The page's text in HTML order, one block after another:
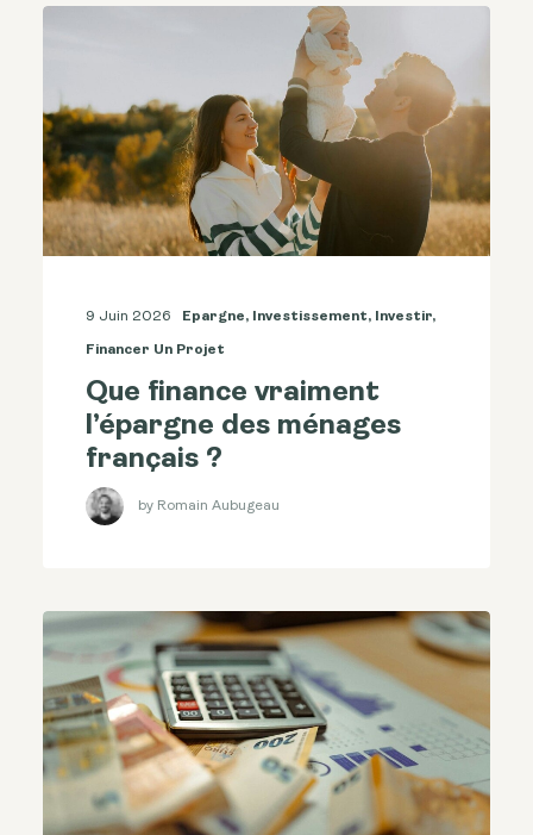
9 Juin 2026 Epargne, Investissement, Investir,
Financer Un Projet
Que finance vraiment
l’épargne des ménages
français ?
by Romain Aubugeau